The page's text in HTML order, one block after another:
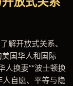
解开放式关系、
国华人和国际
人换妻”“波士顿换
人自愿、平等与隐